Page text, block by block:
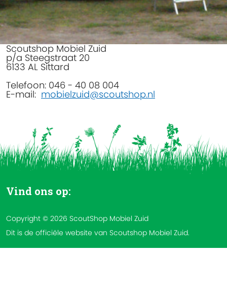
Scoutshop Mobiel Zuid
p/a Steegstraat 20
6133 AL Sittard
Telefoon: 046 - 40 08 004
E-mail: mobielzuid@scoutshop.nl
Vind ons op:
Copyright © 2026 ScoutShop Mobiel Zuid
Dit is de officiële website van Scoutshop Mobiel Zuid.